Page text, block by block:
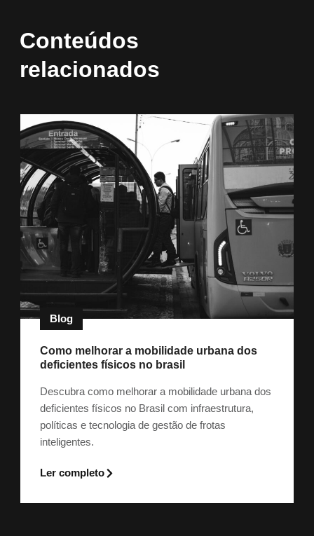
Conteúdos
relacionados
Blog
Como melhorar a mobilidade urbana dos
deficientes físicos no brasil
Descubra como melhorar a mobilidade urbana dos
deficientes físicos no Brasil com infraestrutura,
políticas e tecnologia de gestão de frotas
inteligentes.
Ler completo